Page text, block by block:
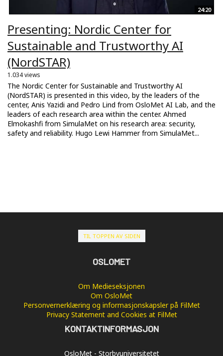
24:20
Presenting: Nordic Center for
Sustainable and Trustworthy AI
(NordSTAR)
1.034 views
The Nordic Center for Sustainable and Trustworthy AI
(NordSTAR) is presented in this video, by the leaders of the
center, Anis Yazidi and Pedro Lind from OsloMet AI Lab, and the
leaders of each research area within the center. Ahmed
Elmokashfi from SimulaMet on his research area: security,
safety and reliability. Hugo Lewi Hammer from SimulaMet...
TIL TOPPEN AV SIDEN
OSLOMET
Om Medieseksjonen
Om OsloMet
Personvernerklæring og informasjonskapsler på FilMet
Privacy Statement and Cookies at FilMet
KONTAKTINFORMASJON
OsloMet - Storbyuniversitetet